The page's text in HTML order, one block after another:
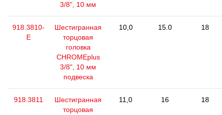
3/8", 10 мм
918.3810-
E
Шестигранная
торцовая
головка
CHROMEplus
3/8", 10 мм
подвеска
10,0 15.0 18
918.3811
Шестигранная
торцовая
11,0 16 18